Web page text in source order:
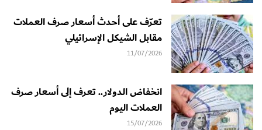
تعرّف على أحدث أسعار صرف العملات
مقابل الشيكل الإسرائيلي
11/07/2026
انخفاض الدولار.. تعرف إلى أسعار صرف
العملات اليوم
15/07/2026